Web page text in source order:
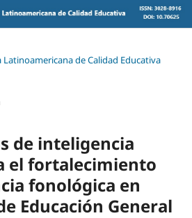
Latinoamericana de Calidad Educativa
de inteligencia
el fortalecimiento
fonológica en
Educación General